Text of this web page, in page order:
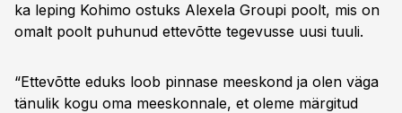
ka leping Kohimo ostuks Alexela Groupi poolt, mis on
omalt poolt puhunud ettevõtte tegevusse uusi tuuli.
“Ettevõtte eduks loob pinnase meeskond ja olen väga
tänulik kogu oma meeskonnale, et oleme märgitud